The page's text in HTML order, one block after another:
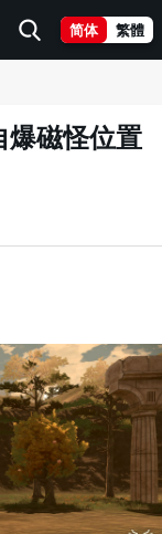
简体 繁體
爆磁怪位置